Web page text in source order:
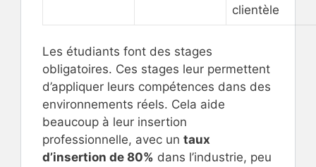
clientèle
Les étudiants font des stages
obligatoires. Ces stages leur permettent
d’appliquer leurs compétences dans des
environnements réels. Cela aide
beaucoup à leur insertion
professionnelle, avec un taux
d’insertion de 80% dans l’industrie, peu